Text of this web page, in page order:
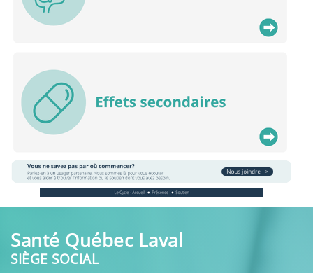
Santé Québec Laval
SIÈGE SOCIAL